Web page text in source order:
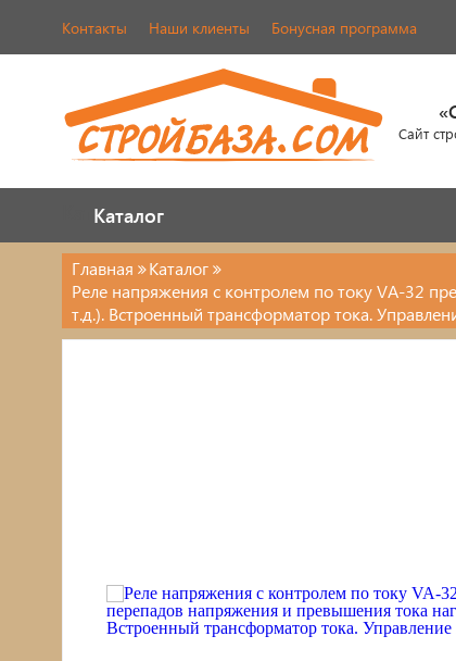
Контакты Наши клиенты Бонусная программа
Сайт
Каталог
Каталог
Электрика
Главная
Каталог
Реле напряжения с контролем по току VA-32
т.д.). Встроенный трансформатор тока.